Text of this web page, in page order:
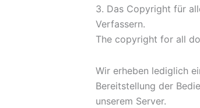
3. Das Copyright für
Verfassern.
The copyright for all
Wir erheben lediglich
Bereitstellung der
unserem Server.